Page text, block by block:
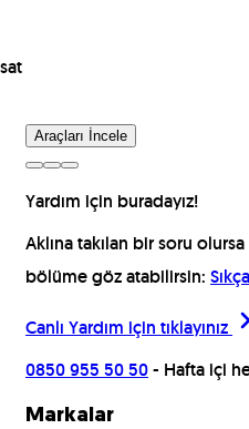
Araçları İncele
Yardım için buradayız!
Aklına takılan bir soru
bölüme göz atabilirsin:
Canlı Yardım için tıklayınız
0850 955 50 50- Hafta içi
Markalar